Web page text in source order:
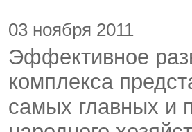
03 ноября 2011
Эффективное
комплекса
самых главных и